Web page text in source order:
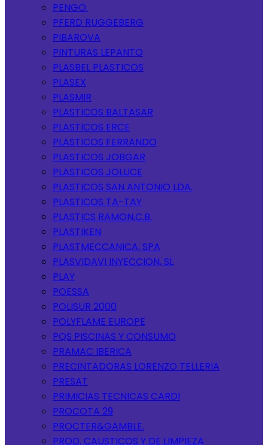
PENGO.
PFERD RUGGEBERG
PIBAROVA
PINTURAS LEPANTO
PLASBEL PLASTICOS
PLASEX
PLASMIR
PLASTICOS BALTASAR
PLASTICOS ERCE
PLASTICOS FERRANDO
PLASTICOS JOBGAR
PLASTICOS JOLUCE
PLASTICOS SAN ANTONIO LDA.
PLASTICOS TA-TAY
PLASTICS RAMON,C.B.
PLASTIKEN
PLASTMECCANICA, SPA
PLASVIDAVI INYECCION, SL
PLAY
POESSA
POLISUR 2000
POLYFLAME EUROPE
PQS PISCINAS Y CONSUMO
PRAMAC IBERICA
PRECINTADORAS LORENZO TELLERIA
PRESAT
PRIMICIAS TECNICAS CARDI
PROCOTA 29
PROCTER&GAMBLE.
PROD. CAUSTICOS Y DE LIMPIEZA